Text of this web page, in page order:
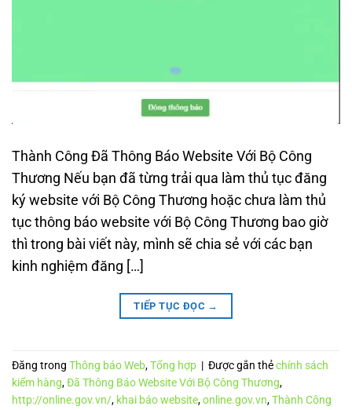
Thành Công Đã Thông Báo Website Với Bộ Công
Thương Nếu bạn đã từng trải qua làm thủ tục đăng
ký website với Bộ Công Thương hoặc chưa làm thủ
tục thông báo website với Bộ Công Thương bao giờ
thì trong bài viết này, mình sẽ chia sẻ với các bạn
kinh nghiệm đăng […]
TIẾP TỤC ĐỌC →
Đăng trong Thông báo Web,Tổng hợp | Được gắn thẻchính sách
kiểm hàng,Đã Thông Báo Website Với Bộ Công Thương,
http://online.gov.vn/, khai báo website,online.gov.vn,Thành Công